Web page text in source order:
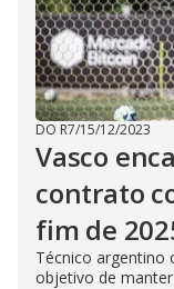
DO R7/15/12/2023
Vasco
contrato
fim de
Técnico argentino
objetivo de